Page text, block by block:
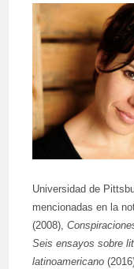
Universidad de
mencionadas en la
(2008),
Seis ensayos sobre
latinoamericano